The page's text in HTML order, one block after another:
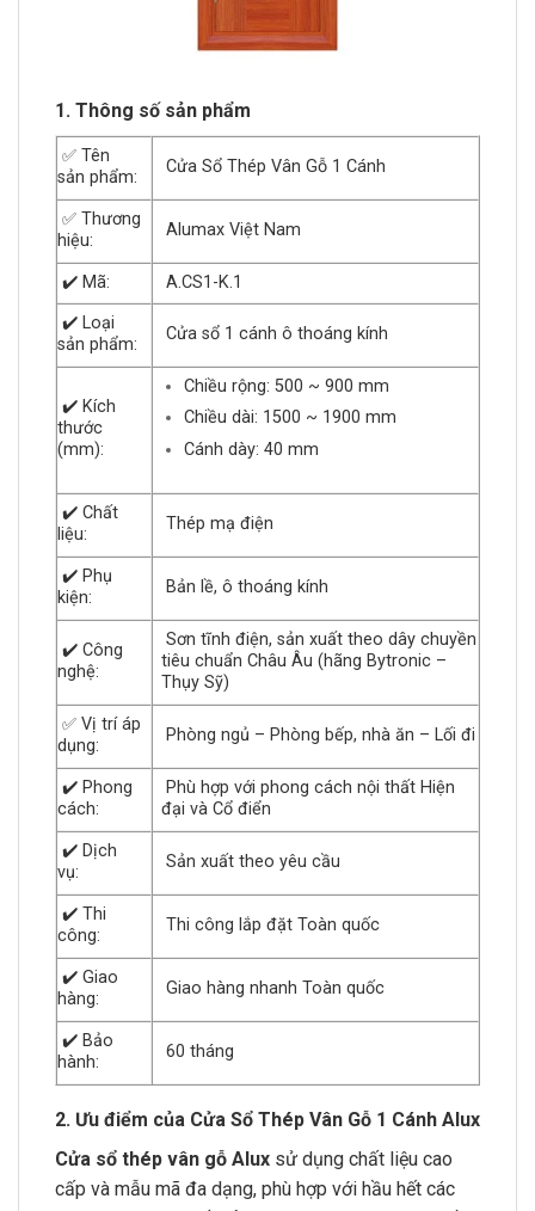
1. Thông số sản phẩm
✅ Tên
sản phẩm:
Cửa Sổ Thép Vân Gỗ 1 Cánh
✅ Thương
hiệu:
Alumax Việt Nam
✔️ Mã:
A.CS1-K.1
✔️ Loại
sản phẩm:
Cửa sổ 1 cánh ô thoáng kính
✔️ Kích
thước
(mm):
Chiều rộng: 500 ~ 900 mm
Chiều dài: 1500 ~ 1900 mm
Cánh dày: 40 mm
✔️ Chất
liệu:
Thép mạ điện
✔️ Phụ
kiện:
Bản lề, ô thoáng kính
✔️ Công
nghệ:
Sơn tĩnh điện, sản xuất theo dây chuyền
tiêu chuẩn Châu Âu (hãng Bytronic –
Thụy Sỹ)
✅ Vị trí áp
dụng:
Phòng ngủ – Phòng bếp, nhà ăn – Lối đi
✔️ Phong
cách:
Phù hợp với phong cách nội thất Hiện
đại và Cổ điển
✔️ Dịch
vụ:
Sản xuất theo yêu cầu
✔️ Thi
công:
Thi công lắp đặt Toàn quốc
✔️ Giao
hàng:
Giao hàng nhanh Toàn quốc
✔️ Bảo
hành:
60 tháng
2. Ưu điểm của Cửa Sổ Thép Vân Gỗ 1 Cánh Alux
Cửa sổ thép vân gỗ Alux sử dụng chất liệu cao
cấp và mẫu mã đa dạng, phù hợp với hầu hết các